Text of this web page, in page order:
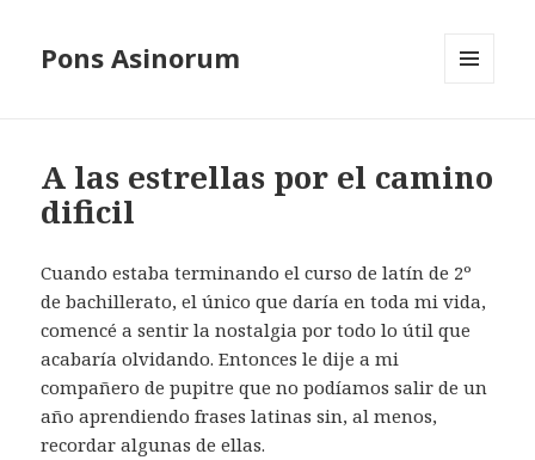
Pons Asinorum
A las estrellas por el camino
dificil
Cuando estaba terminando el curso de latín de 2º
de bachillerato, el único que daría en toda mi vida,
comencé a sentir la nostalgia por todo lo útil que
acabaría olvidando. Entonces le dije a mi
compañero de pupitre que no podíamos salir de un
año aprendiendo frases latinas sin, al menos,
recordar algunas de ellas.